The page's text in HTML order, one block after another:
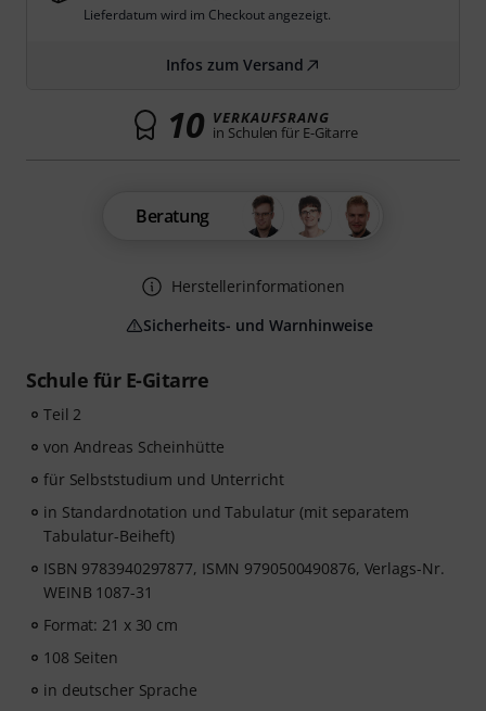
Schule für E-Gitarre
Teil 2
von Andreas Scheinhütte
für Selbststudium und Unterricht
in Standardnotation und Tabulatur (mit separatem
Tabulatur-Beiheft)
ISBN 9783940297877, ISMN 9790500490876, Verlags-Nr.
WEINB 1087-31
Format: 21 x 30 cm
108 Seiten
in deutscher Sprache
Lieferdatum wird im Checkout angezeigt.
Infos zum Versand
10 VERKAUFSRANG
in Schulen für E-Gitarre
Beratung
Herstellerinformationen
Sicherheits- und Warnhinweise